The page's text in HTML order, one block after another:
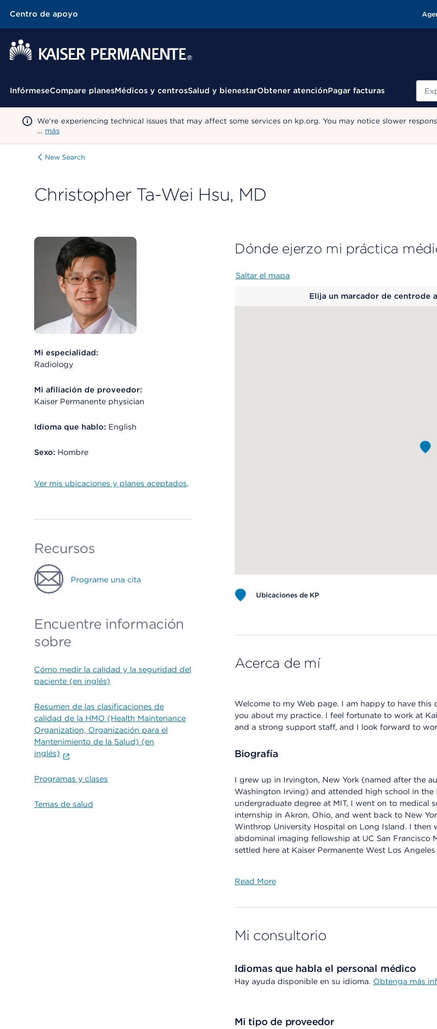
Centro de apoyo
Menú contextual
InfórmeseCompare planesMédicos y centrosSalud y bienestarObtener atenciónPagar facturas
We're experiencing technical issues that may affect some services on kp.org. You may notice slower
… más
New Search
Christopher Ta-Wei Hsu, MD
Mi especialidad:
Radiology
Mi afiliación de proveedor:
Kaiser Permanente physician
Idioma que hablo: English
Sexo: Hombre
Ver mis ubicaciones y planes aceptados.
Recursos
Programe una cita
Encuentre información
sobre
Cómo medir la calidad y la seguridad del
paciente (en inglés)
Resumen de las clasificaciones de
calidad de la HMO (Health Maintenance
Organization, Organización para el
Mantenimiento de la Salud) (en
inglés)
Programas y clases
Temas de salud
Dónde ejerzo mi práctica
Saltar el mapa
Elija un marcador de centrode
Ubicaciones de KP
Acerca de mí
Welcome to my Web page. I am happy to have
you about my practice. I feel fortunate to work at
and a strong support staff, and I look forward to
Biografía
I grew up in Irvington, New York (named after the
Washington Irving) and attended high school in
undergraduate degree at MIT, I went on to medical
internship in Akron, Ohio, and went back to New
Winthrop University Hospital on Long Island. I
abdominal imaging fellowship at UC San Francisco
settled here at Kaiser Permanente West Los Angeles
Read More
Mi consultorio
Idiomas que habla el personal médico
Hay ayuda disponible en su idioma. Obtenga más
Mi tipo de proveedor